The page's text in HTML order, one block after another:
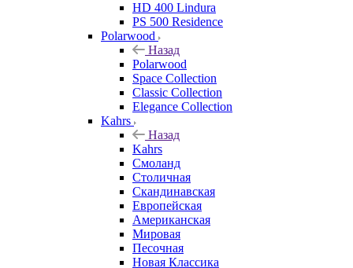
HD 400 Lindura
PS 500 Residence
Polarwood
Назад
Polarwood
Space Collection
Classic Collection
Elegance Collection
Kahrs
Назад
Kahrs
Смоланд
Столичная
Скандинавская
Европейская
Американская
Мировая
Песочная
Новая Классика